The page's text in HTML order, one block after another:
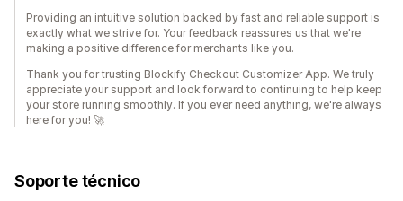
Providing an intuitive solution backed by fast and reliable support is
exactly what we strive for. Your feedback reassures us that we're
making a positive difference for merchants like you.
Thank you for trusting Blockify Checkout Customizer App. We truly
appreciate your support and look forward to continuing to help keep
your store running smoothly. If you ever need anything, we're always
here for you! 🚀
Soporte técnico